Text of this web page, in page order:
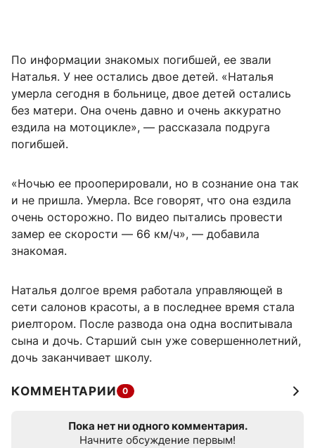
По информации знакомых погибшей, ее звали
Наталья. У нее остались двое детей. «Наталья
умерла сегодня в больнице, двое детей остались
без матери. Она очень давно и очень аккуратно
ездила на мотоцикле», — рассказала подруга
погибшей.
«Ночью ее прооперировали, но в сознание она так
и не пришла. Умерла. Все говорят, что она ездила
очень осторожно. По видео пытались провести
замер ее скорости — 66 км/ч», — добавила
знакомая.
Наталья долгое время работала управляющей в
сети салонов красоты, а в последнее время стала
риелтором. После развода она одна воспитывала
сына и дочь. Старший сын уже совершеннолетний,
дочь заканчивает школу.
КОММЕНТАРИИ 0
Пока нет ни одного комментария.
Начните обсуждение первым!